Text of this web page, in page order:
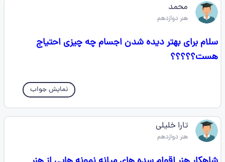
محمد
هنر دوازدهم
سلام برای بهتر دیده شدن اجسام چه چیزی احتیاج
هست؟؟؟؟؟
نمایش جواب
تارا خلیلی
هنر دوازدهم